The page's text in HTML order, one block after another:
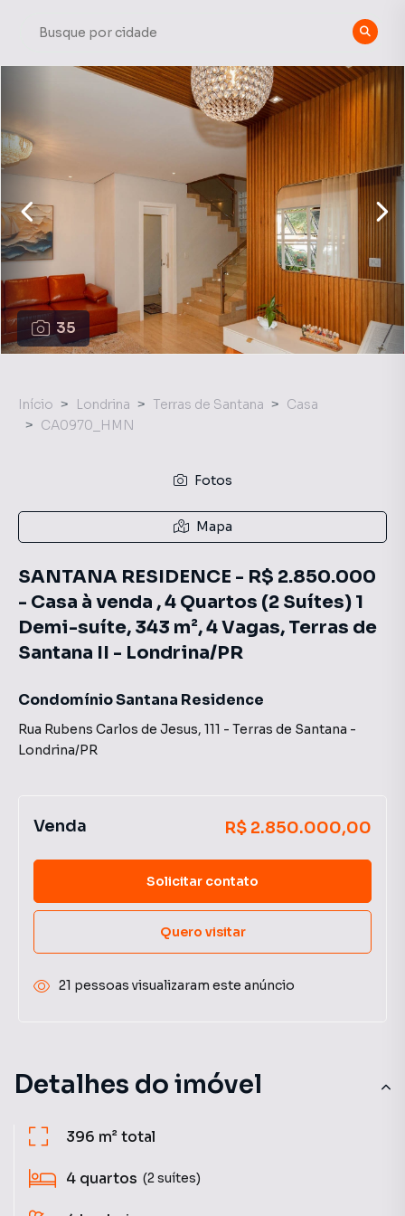
35
Detalhes do imóvel
396 m²total
4 quartos (2 suítes)
Início Londrina Terras de Santana
Casa
CA0970_HMN
Fotos
Mapa
SANTANA RESIDENCE - R$ 2.850.000
- Casa à venda , 4 Quartos (2 Suítes) 1
Demi-suíte, 343 m², 4 Vagas, Terras de
Santana II - Londrina/PR
Condomínio Santana Residence
Rua Rubens Carlos de Jesus, 111 - Terras de Santana -
Londrina/PR
Venda R$ 2.850.000,00
Solicitar contato
Quero visitar
21 pessoas visualizaram este anúncio